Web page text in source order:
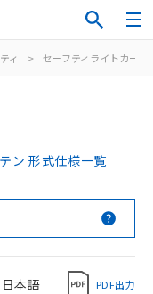
ィ > セーフティライトカー
ン 形式仕様一覧
日本語 PDF出力